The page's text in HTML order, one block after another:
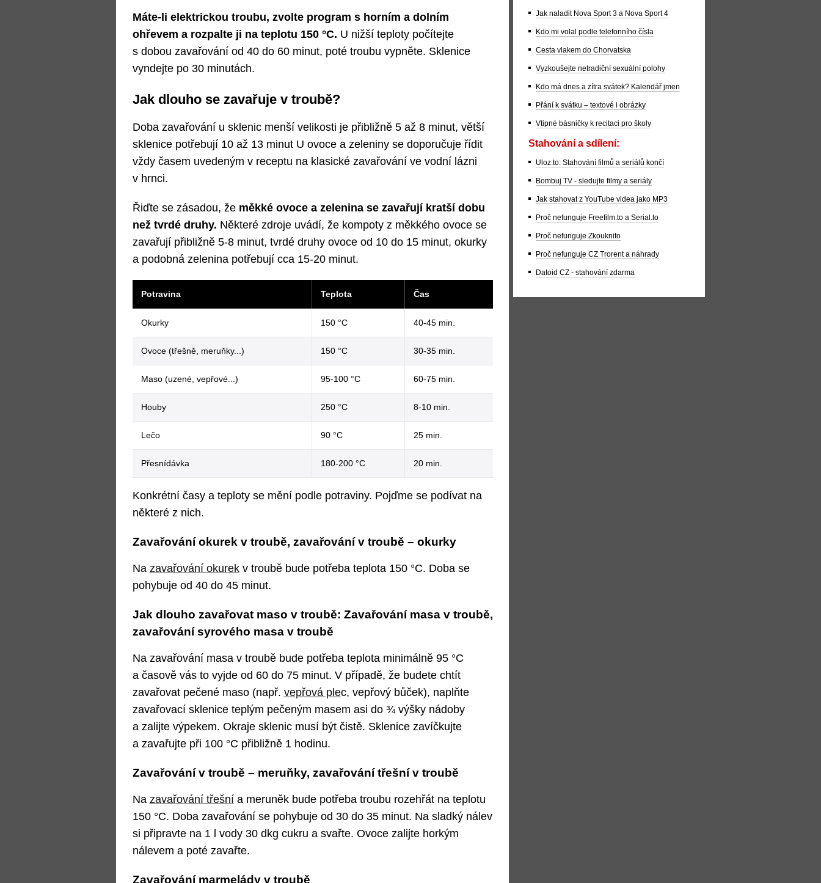
Máte-li elektrickou troubu, zvolte program s horním a dolním
ohřevem a rozpalte ji na teplotu 150 °C. U nižší teploty počítejte
s dobou zavařování od 40 do 60 minut, poté troubu vypněte. Sklenice
vyndejte po 30 minutách.
Jak dlouho se zavařuje v troubě?
Doba zavařování u sklenic menší velikosti je přibližně 5 až 8 minut, větší
sklenice potřebují 10 až 13 minut U ovoce a zeleniny se doporučuje řídit
vždy časem uvedeným v receptu na klasické zavařování ve vodní lázni
v hrnci.
Řiďte se zásadou, že měkké ovoce a zelenina se zavařují kratší dobu
než tvrdé druhy. Některé zdroje uvádí, že kompoty z měkkého ovoce se
zavařují přibližně 5-8 minut, tvrdé druhy ovoce od 10 do 15 minut, okurky
a podobná zelenina potřebují cca 15-20 minut.
Potravina Teplota Čas
Okurky 150 °C 40-45 min.
Ovoce (třešně, meruňky...) 150 °C 30-35 min.
Maso (uzené, vepřové...) 95-100 °C 60-75 min.
Houby 250 °C 8-10 min.
Lečo 90 °C 25 min.
Přesnídávka 180-200 °C 20 min.
Konkrétní časy a teploty se mění podle potraviny. Pojďme se podívat na
některé z nich.
Zavařování okurek v troubě, zavařování v troubě – okurky
Na zavařování okurekv troubě bude potřeba teplota 150 °C. Doba se
pohybuje od 40 do 45 minut.
Jak dlouho zavařovat maso v troubě: Zavařování masa v troubě,
zavařování syrového masa v troubě
Na zavařování masa v troubě bude potřeba teplota minimálně 95 °C
a časově vás to vyjde od 60 do 75 minut. V případě, že budete chtít
zavařovat pečené maso (např. vepřová plec, vepřový bůček), naplňte
zavařovací sklenice teplým pečeným masem asi do ¾ výšky nádoby
a zalijte výpekem. Okraje sklenic musí být čistě. Sklenice zavíčkujte
a zavařujte při 100 °C přibližně 1 hodinu.
Zavařování v troubě – meruňky, zavařování třešní v troubě
Na zavařování třešní a meruněk bude potřeba troubu rozehřát na teplotu
150 °C. Doba zavařování se pohybuje od 30 do 35 minut. Na sladký nálev
si připravte na 1 l vody 30 dkg cukru a svařte. Ovoce zalijte horkým
nálevem a poté zavařte.
Zavařování marmelády v troubě
Jak naladit Nova Sport 3 a Nova Sport 4
Kdo mi volal podle telefonního čísla
Cesta vlakem do Chorvatska
Vyzkoušejte netradiční sexuální polohy
Kdo má dnes a zítra svátek? Kalendář jmen
Přání k svátku – textové i obrázky
Vtipné básničky k recitaci pro školy
Stahování a sdílení:
Uloz.to: Stahování filmů a seriálů končí
Bombuj TV - sledujte filmy a seriály
Jak stahovat z YouTube videa jako MP3
Proč nefunguje Freefilm.to a Serial.to
Proč nefunguje Zkouknito
Proč nefunguje CZ Trorent a náhrady
Datoid CZ - stahování zdarma